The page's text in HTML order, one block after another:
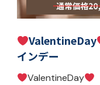
ValentineDay
インデー
ValentineDay